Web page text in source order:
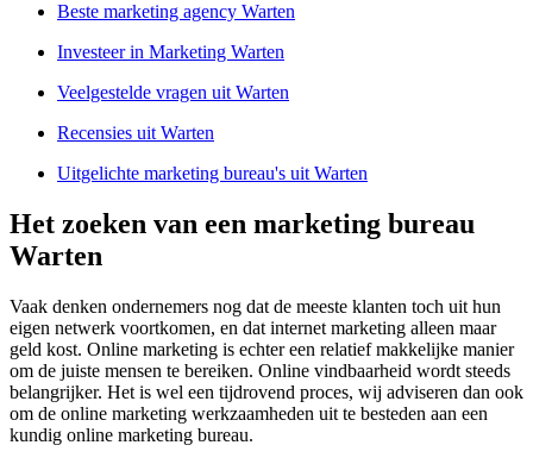
Beste marketing agency Warten
Investeer in Marketing Warten
Veelgestelde vragen uit Warten
Recensies uit Warten
Uitgelichte marketing bureau's uit Warten
Het zoeken van een marketing bureau
Warten
Vaak denken ondernemers nog dat de meeste klanten toch uit hun
eigen netwerk voortkomen, en dat internet marketing alleen maar
geld kost. Online marketing is echter een relatief makkelijke manier
om de juiste mensen te bereiken. Online vindbaarheid wordt steeds
belangrijker. Het is wel een tijdrovend proces, wij adviseren dan ook
om de online marketing werkzaamheden uit te besteden aan een
kundig online marketing bureau.